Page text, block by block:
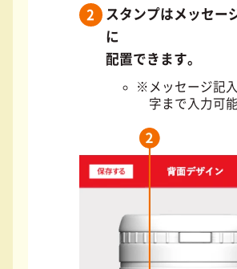
2
スタンプはメッセー
に
配置できます。
メッセージ記
字まで入力可能